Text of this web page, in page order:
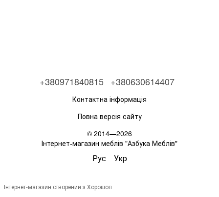
+380971840815 +380630614407
Контактна інформація
Повна версія сайту
© 2014—2026
Інтернет-магазин меблів "Азбука Меблів"
Рус Укр
Інтернет-магазин створений з Хорошоп